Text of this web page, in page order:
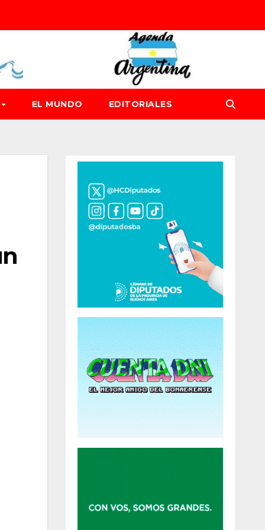
EL MUNDO EDITORIALES